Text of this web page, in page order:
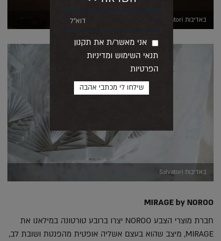
באדיבות Salvatori
באדיבות Salvatori
MIRAGE by NOROO
חברת מוצרי הצבע NOROO יצרו ברובע טורטונה במילאנו את
MIRAGE, מיצב שהוא בעצם אשליה אופטית מהפנטת ושובת לב,
אני מאשר/ת את תקנון
תנאי השימוש ומדיניות
הפרטיות